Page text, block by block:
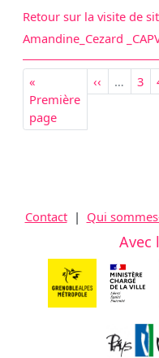
Retour sur la visite de
Amandine_Cezard
Pagination
Première page
«
Première
page
Page
‹‹ … 3
Contact| Qui
Avec